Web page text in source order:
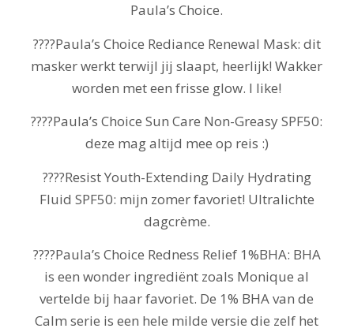
Paula’s Choice.
????Paula’s Choice Rediance Renewal Mask: dit
masker werkt terwijl jij slaapt, heerlijk! Wakker
worden met een frisse glow. I like!
????Paula’s Choice Sun Care Non-Greasy SPF50:
deze mag altijd mee op reis :)
????Resist Youth-Extending Daily Hydrating
Fluid SPF50: mijn zomer favoriet! Ultralichte
dagcrème.
????Paula’s Choice Redness Relief 1%BHA: BHA
is een wonder ingrediënt zoals Monique al
vertelde bij haar favoriet. De 1% BHA van de
Calm serie is een hele milde versie die zelf het